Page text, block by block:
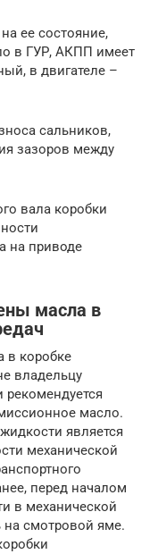
ее состояние,
в ГУР, АКПП имеет
в двигателе –
сальников,
зазоров между
вала коробки
на приводе
масла в
в коробке
владельцу
масло.
является
механической
перед началом
в механической
на смотровой яме.